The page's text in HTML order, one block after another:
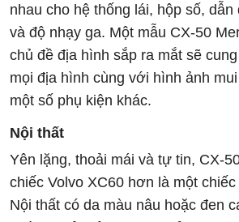
nhau cho hệ thống lái, hộp số, dẫn
và độ nhạy ga. Một mẫu CX-50
chủ đề địa hình sắp ra mắt sẽ
mọi địa hình cùng với hình ảnh
một số phụ kiện khác.
Nội thất
Yên lặng, thoải mái và tự tin, CX-
chiếc Volvo XC60 hơn là một chiếc
Nội thất có da màu nâu hoặc đen